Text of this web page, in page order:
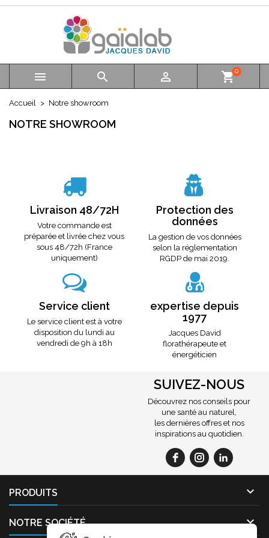
   shopping_cart0
Accueil Notre showroom
NOTRE SHOWROOM
Livraison 48/72H
Votre commande est
préparée et livrée chez vous
sous 48/72h (France
uniquement)
Protection des
données
La gestion de vos données
selon la réglementation
RGDP de mai 2019.
Service client
Le service client est à votre
disposition du lundi au
vendredi de 9h à 18h
expertise depuis
1977
Jacques David
florathérapeute et
énergéticien
SUIVEZ-NOUS
Découvrez nos conseils pour
une santé au naturel,
les dernières offres et nos
inspirations au quotidien.
PRODUITS 
NOTRE SOCIÉTÉ 
Mes listes d'envies
Créer une nouvelle liste
((modalTitle))
((confirmMessage))
Créer une liste d'envies
Connexion
Vous devez être connecté pour ajouter des produits à
votre liste d'envies.